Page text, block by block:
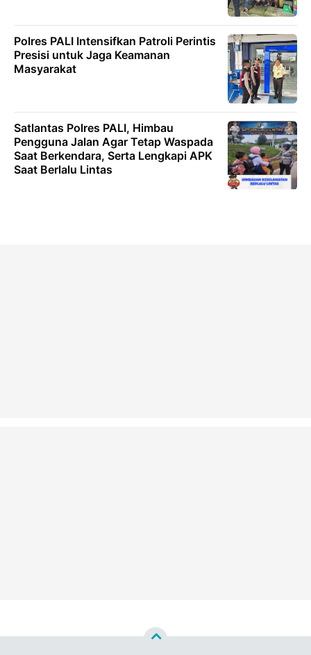
Polres PALI Intensifkan Patroli Perintis
Presisi untuk Jaga Keamanan
Masyarakat
Satlantas Polres PALI, Himbau
Pengguna Jalan Agar Tetap Waspada
Saat Berkendara, Serta Lengkapi APK
Saat Berlalu Lintas